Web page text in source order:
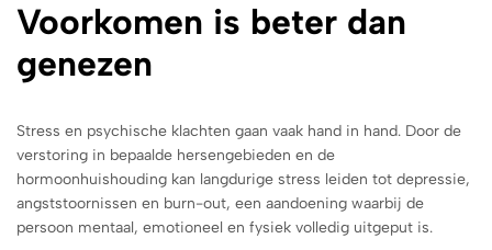
Voorkomen is beter dan
genezen
Stress en psychische klachten gaan vaak hand in hand. Door de
verstoring in bepaalde hersengebieden en de
hormoonhuishouding kan langdurige stress leiden tot depressie,
angststoornissen en burn-out, een aandoening waarbij de
persoon mentaal, emotioneel en fysiek volledig uitgeput is.